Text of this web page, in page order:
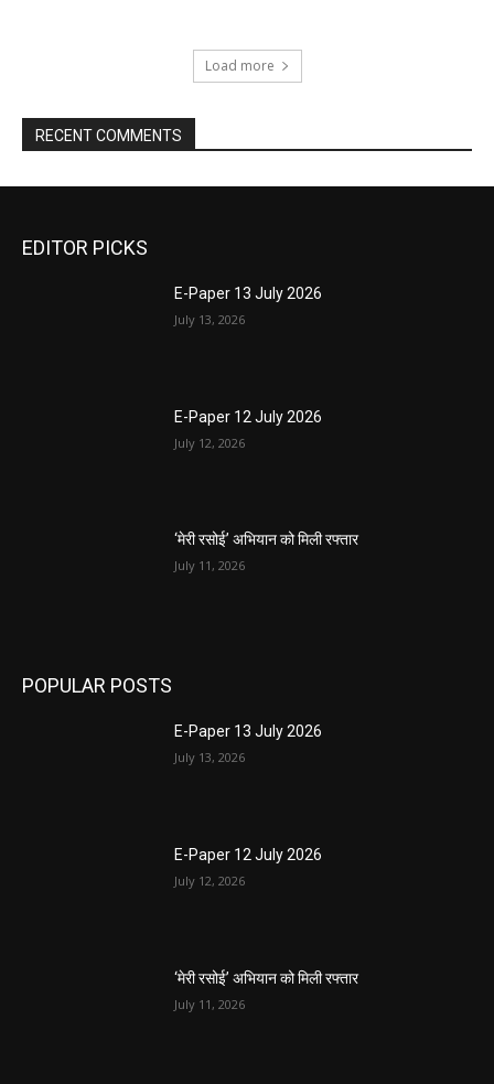
Load more
RECENT COMMENTS
EDITOR PICKS
E-Paper 13 July 2026
July 13, 2026
E-Paper 12 July 2026
July 12, 2026
‘मेरी रसोई’ अभियान को मिली रफ्तार
July 11, 2026
POPULAR POSTS
E-Paper 13 July 2026
July 13, 2026
E-Paper 12 July 2026
July 12, 2026
‘मेरी रसोई’ अभियान को मिली रफ्तार
July 11, 2026